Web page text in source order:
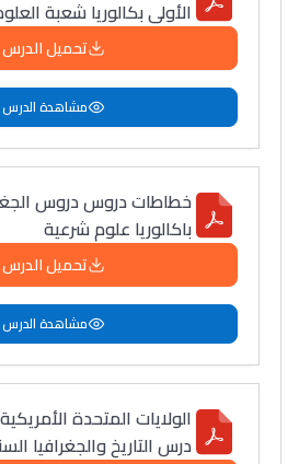
الأولى بكالوريا شعبة
تحميل الدرس
مشاهدة الدرس
خطاطات دروس دروس
باكالوريا علوم شرعية
تحميل الدرس
مشاهدة الدرس
الولايات المتحدة
درس التاريخ والجغرافيا